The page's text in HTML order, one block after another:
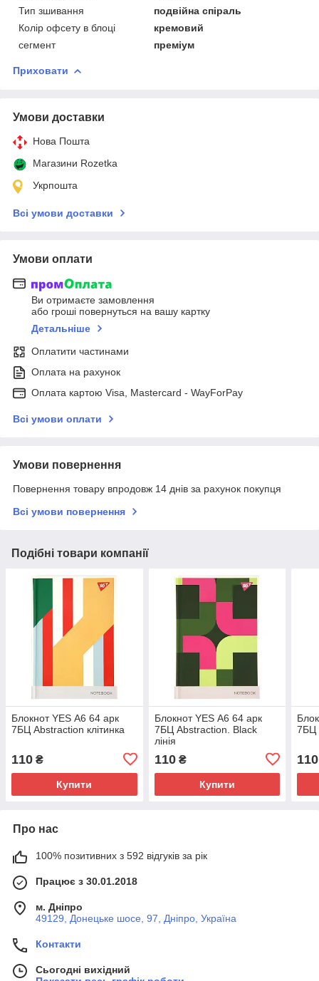
Тип зшивання
подвійна спіраль
Колір офсету в блоці
кремовий
сегмент
преміум
Приховати
Умови доставки
Нова Пошта
Магазини Rozetka
Укрпошта
Всі умови доставки
Умови оплати
Ви отримаєте замовлення
або гроші повернуться на вашу картку
Детальніше
Оплатити частинами
Оплата на рахунок
Оплата картою Visa, Mastercard - WayForPay
Всі умови оплати
Умови повернення
Повернення товару впродовж 14 днів за рахунок покупця
Всі умови повернення
Подібні товари компанії
Блокнот YES А6 64 арк
7БЦ Abstraction клітинка
110 ₴
Купити
Блокнот YES А6 64 арк
7БЦ Abstraction. Black
лінія
110₴
Купити
7БЦ
110
Про нас
100% позитивних з 592 відгуків за рік
Працює з 30.01.2018
м. Дніпро
49129, Донецьке шосе, 97, Дніпро, Україна
Контакти
Сьогодні вихідний